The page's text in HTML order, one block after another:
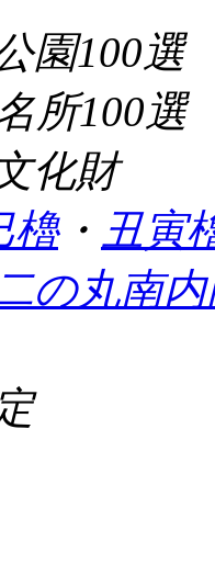
園100選
所100選
化財
櫓・ 丑寅
の丸南